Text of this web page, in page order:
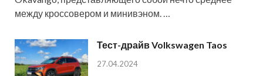
между кроссовером и минивэном. …
Тест-драйв Volkswagen Taos
27.04.2024